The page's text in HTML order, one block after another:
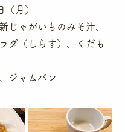
（月）
じゃがいものみそ汁、
ダ（しらす）、くだも
ジャムパン